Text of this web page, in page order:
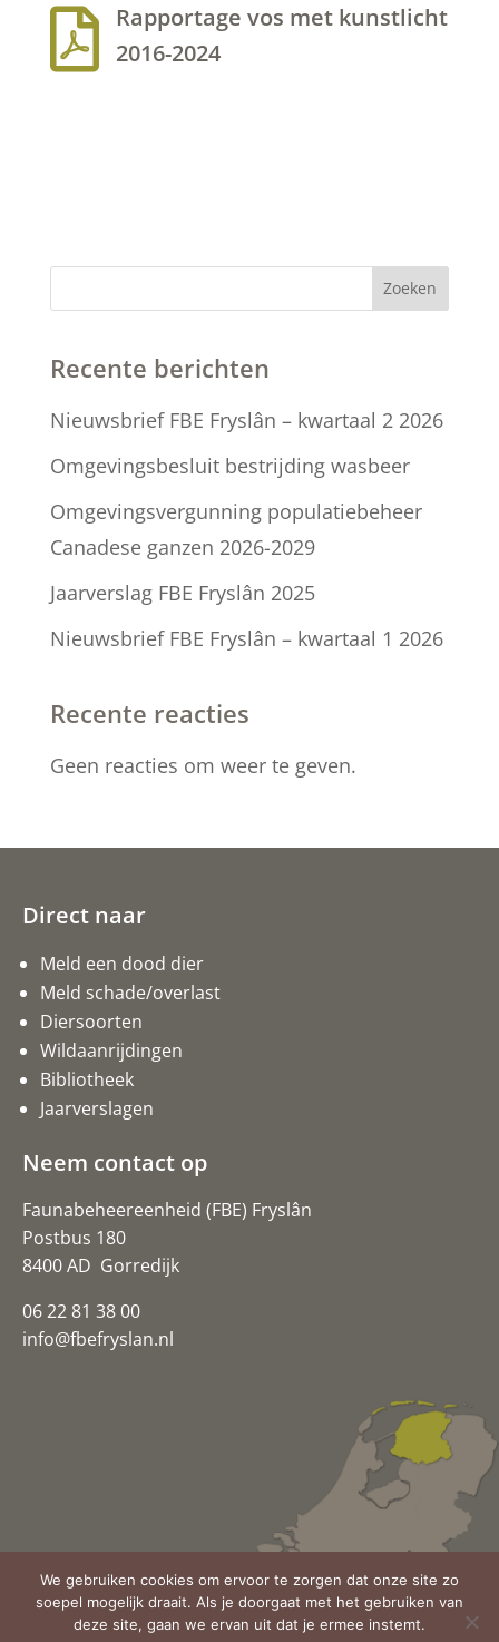

Rapportage vos met kunstlicht
2016-2024
Zoeken
Recente berichten
Nieuwsbrief FBE Fryslân – kwartaal 2 2026
Omgevingsbesluit bestrijding wasbeer
Omgevingsvergunning populatiebeheer
Canadese ganzen 2026-2029
Jaarverslag FBE Fryslân 2025
Nieuwsbrief FBE Fryslân – kwartaal 1 2026
Recente reacties
Geen reacties om weer te geven.
Direct naar
Meld een dood dier
Meld schade/overlast
Diersoorten
Wildaanrijdingen
Bibliotheek
Jaarverslagen
Neem contact op
Faunabeheereenheid (FBE) Fryslân
Postbus 180
8400 AD Gorredijk
06 22 81 38 00
info@fbefryslan.nl
© Copyright 2024 FBE Fryslân
Realisatie:Getaweb
We gebruiken cookies om ervoor te zorgen dat onze site zo
soepel mogelijk draait. Als je doorgaat met het gebruiken van
deze site, gaan we ervan uit dat je ermee instemt.